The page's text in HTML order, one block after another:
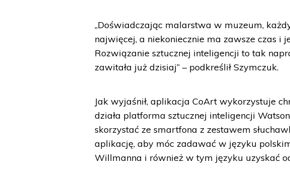
„Doświadczając malarstwa w muzeum,
najwięcej, a niekoniecznie ma zawsze czas i
Rozwiązanie sztucznej inteligencji to tak
zawitała już dzisiaj” – podkreślił Szymczuk.
Jak wyjaśnił, aplikacja CoArt wykorzystuje
działa platforma sztucznej inteligencji
skorzystać ze smartfona z zestawem
aplikację, aby móc zadawać w języku
Willmanna i również w tym języku uzyskać